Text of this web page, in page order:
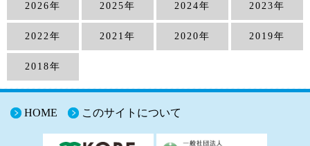
2026年 2025年 2024年 2023年
2022年 2021年 2020年 2019年
2018年
HOME このサイトについて